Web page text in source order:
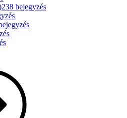
238 bejegyzés